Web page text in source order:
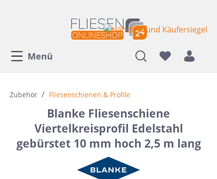
Menü
Zubehör / Fliesenschienen & Profile
Blanke Fliesenschiene
Viertelkreisprofil Edelstahl
gebürstet 10 mm hoch 2,5 m lang